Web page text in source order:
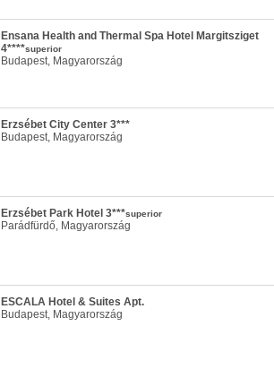
Ensana Health and Thermal Spa Hotel Margitsziget
4****superior
Budapest, Magyarország
Erzsébet City Center 3***
Budapest, Magyarország
Erzsébet Park Hotel 3***superior
Parádfürdő, Magyarország
ESCALA Hotel & Suites Apt.
Budapest, Magyarország